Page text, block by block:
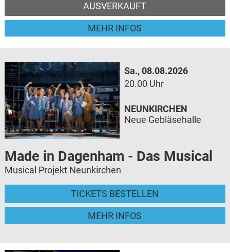
AUSVERKAUFT
MEHR INFOS
Sa., 08.08.2026
20.00 Uhr
Made in Dagenham - Das Musical
Musical Projekt Neunkirchen
TICKETS BESTELLEN
MEHR INFOS
NEUNKIRCHEN
Neue Gebläsehalle